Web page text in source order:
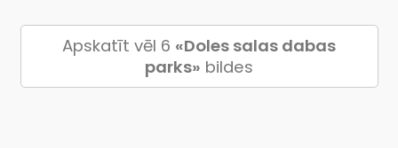
Apskatīt vēl 6 «Doles salas dabas
parks» bildes